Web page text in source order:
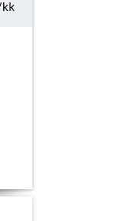
kk